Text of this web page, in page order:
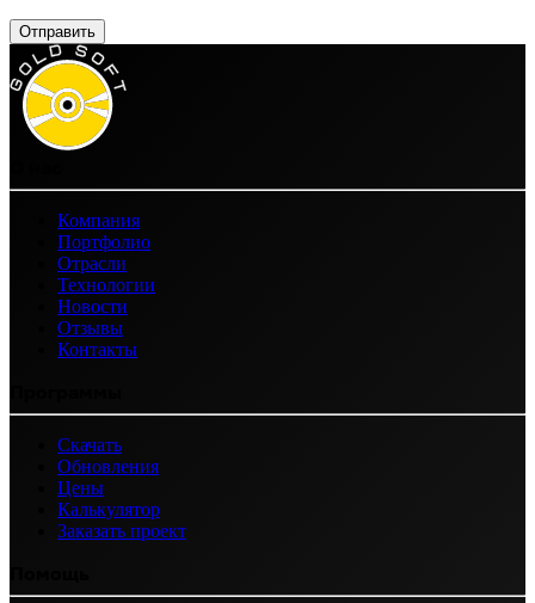
Отправить
Компания
Портфолио
Отрасли
Технологии
Новости
Отзывы
Контакты
Скачать
Обновления
Цены
Калькулятор
Заказать проект